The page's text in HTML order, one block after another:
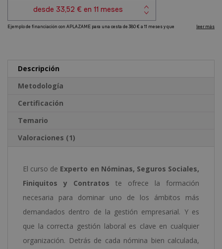
Contratos
t
Descripción
Metodología
Certificación
Temario
Valoraciones (1)
El curso de Experto en Nóminas, Seguros Sociales,
Finiquitos y Contratos te ofrece la formación
necesaria para dominar uno de los ámbitos más
demandados dentro de la gestión empresarial. Y es
que la correcta gestión laboral es clave en cualquier
organización. Detrás de cada nómina bien calculada,